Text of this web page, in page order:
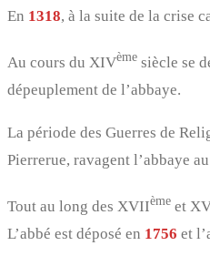
En 1318, à la suite de la crise
Au cours du XIVème siècle se
dépeuplement de l’abbaye.
La période des Guerres de
Pierrerue, ravagent l’abbaye
Tout au long des XVIIème et
L’abbé est déposé en 1756 et